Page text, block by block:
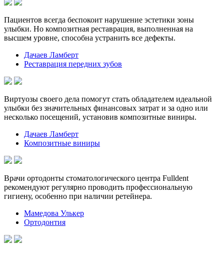
Пациентов всегда беспокоит нарушение эстетики зоны
улыбки. Но композитная реставрация, выполненная на
высшем уровне, способна устранить все дефекты.
Дачаев Ламберт
Реставрация передних зубов
Виртуозы своего дела помогут стать обладателем идеальной
улыбки без значительных финансовых затрат и за одно или
несколько посещений, установив композитные виниры.
Дачаев Ламберт
Композитные виниры
Врачи ортодонты стоматологического центра Fulldent
рекомендуют регулярно проводить профессиональную
гигиену, особенно при наличии ретейнера.
Мамедова Улькер
Ортодонтия